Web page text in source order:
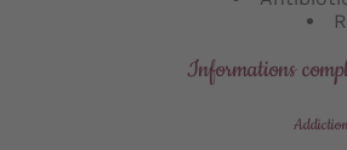
Informations